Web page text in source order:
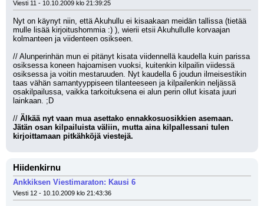
Viesti 11 - 10.10.2009 klo 21:39:25
Nyt on käynyt niin, että Akuhullu ei kisaakaan meidän tallissa (tietää
mulle lisää kirjoitushommia :) ), wierii etsii Akuhullulle korvaajan
kolmanteen ja viidenteen osikseen.
// Alunperinhän mun ei pitänyt kisata viidennellä kaudella kuin parissa
osiksessa koneen hajoamisen vuoksi, kuitenkin kilpailin viidessä
osiksessa ja voitin mestaruuden. Nyt kaudella 6 joudun ilmeisestikin
taas vähän samantyyppiseen tilanteeseen ja kilpailenkin neljässä
osakilpailussa, vaikka tarkoituksena ei alun perin ollut kisata juuri
lainkaan. ;D
// Älkää nyt vaan mua asettako ennakkosuosikkien asemaan.
Jätän osan kilpailuista väliin, mutta aina kilpallessani tulen
kirjoittamaan pitkähköjä viestejä.
Hiidenkirnu
Ankkiksen Viestimaraton: Kausi 6
Viesti 12 - 10.10.2009 klo 21:43:36